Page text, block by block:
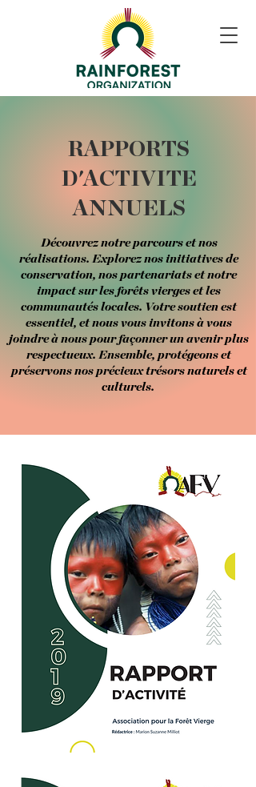
Découvrez notre parcours et nos
réalisations. Explorez nos initiatives de
conservation, nos partenariats et notre
impact sur les forêts vierges et les
communautés locales. Votre soutien est
essentiel, et nous vous invitons à vous
joindre à nous pour façonner un avenir plus
respectueux. Ensemble, protégeons et
préservons nos précieux trésors naturels et
culturels.
RAPPORTS
D'ACTIVITE
ANNUELS